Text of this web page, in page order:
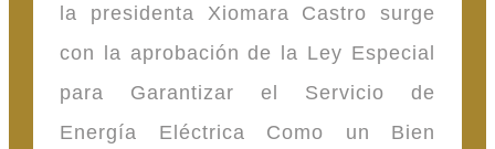
la presidenta Xiomara Castro surge
con la aprobación de la Ley Especial
para Garantizar el Servicio de
Energía Eléctrica Como un Bien